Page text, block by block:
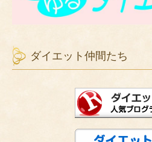
ダイエット仲間たち